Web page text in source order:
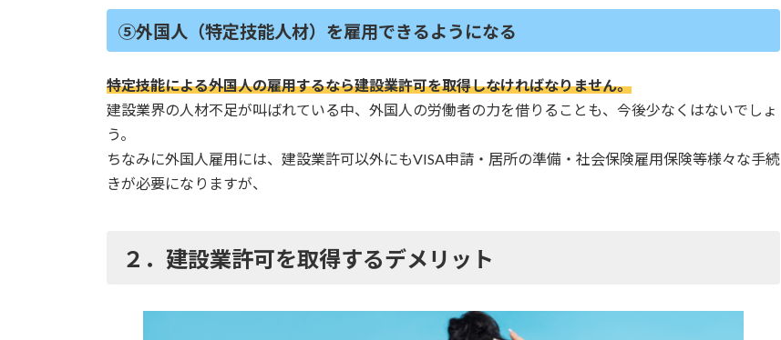
⑤外国人（特定技能人材）を雇用できるようになる
特定技能による外国人の雇用するなら建設業許可を取得しなければなりません。
建設業界の人材不足が叫ばれている中、外国人の労働者の力を借りることも、今後少なくはないでしょ
う。
ちなみに外国人雇用には、建設業許可以外にもVISA申請・居所の準備・社会保険雇用保険等様々な手続
きが必要になりますが、
２．建設業許可を取得するデメリット